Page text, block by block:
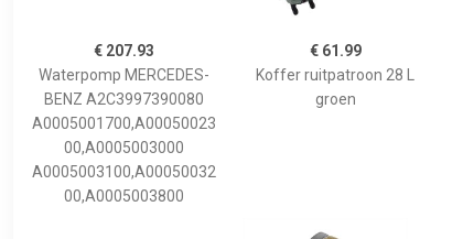
€ 207.93
Waterpomp MERCEDES-
BENZ A2C3997390080
A0005001700,A00050023
00,A0005003000
A0005003100,A00050032
00,A0005003800
€ 61.99
Koffer ruitpatroon 28 L
groen